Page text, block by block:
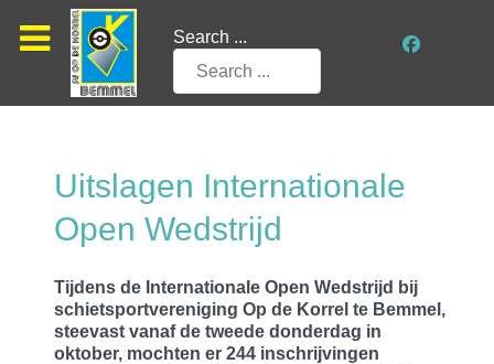
Search ...
Uitslagen Internationale
Open Wedstrijd
Tijdens de Internationale Open Wedstrijd bij
schietsportvereniging Op de Korrel te Bemmel,
steevast vanaf de tweede donderdag in
oktober, mochten er 244 inschrijvingen